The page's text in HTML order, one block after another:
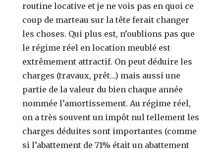
routine locative et je ne vois pas en quoi ce
coup de marteau sur la tête ferait changer
les choses. Qui plus est, n’oublions pas que
le régime réel en location meublé est
extrêmement attractif. On peut déduire les
charges (travaux, prêt…) mais aussi une
partie de la valeur du bien chaque année
nommée l’amortissement. Au régime réel,
on a très souvent un impôt nul tellement les
charges déduites sont importantes (comme
si l’abattement de 71% était un abattement